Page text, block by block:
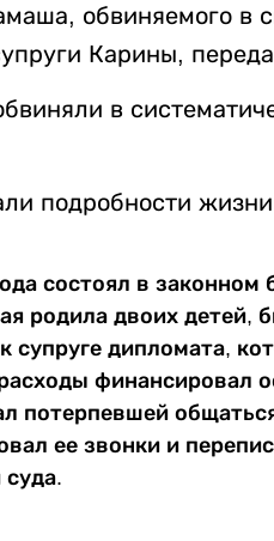
обвиняемого в
Карины,
в
подробности
состоял в
родила двоих детей,
супруге дипломата,
финансировал
потерпевшей
ее звонки и